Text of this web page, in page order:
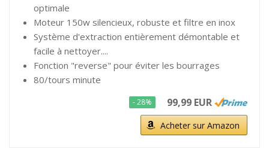
optimale
Moteur 150w silencieux, robuste et filtre en inox
Système d'extraction entièrement démontable et
facile à nettoyer....
Fonction "reverse" pour éviter les bourrages
80/tours minute
- 28% 99,99 EUR
Acheter sur Amazon